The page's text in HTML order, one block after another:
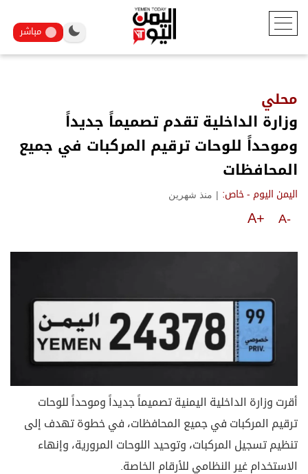
مباشر
محلي
وزارة الداخلية تقدم تصميماً جديداً
وموحداً للوحات ترقيم المركبات في جميع
المحافظات
اليمن اليوم - خاص: | منذ شهرين
A-
A+
أقرت وزارة الداخلية اليمنية تصميماً جديداً وموحداً للوحات
ترقيم المركبات في جميع المحافظات، في خطوة تهدف إلى
تنظيم تسجيل المركبات، وتوحيد اللوحات المرورية، وإنهاء
الاستخدام غير النظامي للأرقام الخاصة.